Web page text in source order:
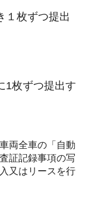
１枚ずつ提出
1枚ずつ提出す
両全車の「自動
証記録事項の写
又はリースを行